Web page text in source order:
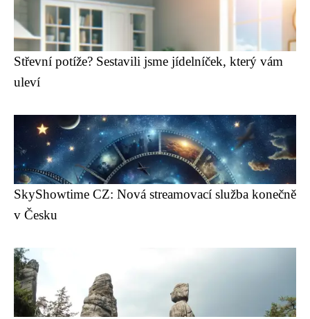
Střevní potíže? Sestavili jsme jídelníček, který vám
uleví
SkyShowtime CZ: Nová streamovací služba konečně
v Česku